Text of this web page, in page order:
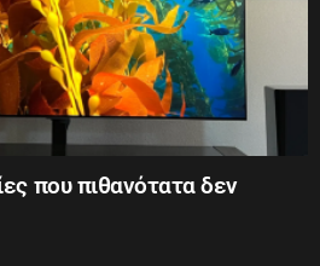
που πιθανότατα δεν